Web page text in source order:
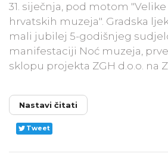
31. siječnja, pod motom
hrvatskih muzeja". Gradska
mali jubilej 5-godišnjeg
manifestaciji Noć muzeja,
sklopu projekta ZGH d.o.o. na
Nastavi čitati
Tweet